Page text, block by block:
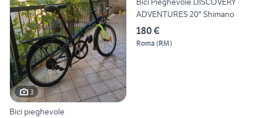
3
Bici pieghevole
ADVENTURES 20" Shimano
180 €
Roma (RM)